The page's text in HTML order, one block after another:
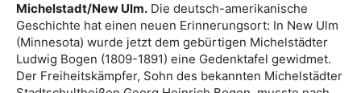
Michelstadt/New Ulm. Die deutsch-amerikanische
Geschichte hat einen neuen Erinnerungsort: In New Ulm
(Minnesota) wurde jetzt dem gebürtigen Michelstädter
Ludwig Bogen (1809-1891) eine Gedenktafel gewidmet.
Der Freiheitskämpfer, Sohn des bekannten Michelstädter